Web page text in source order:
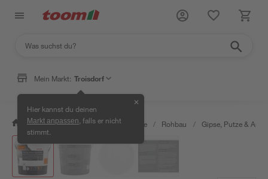
Mein Markt: Troisdorf
Hier kannst du deinen
Markt anpassen , falls er nicht
stimmt.
✕
/ Bauen & Renovieren / Baustoffe / Rohbau / Gipse, Putze &